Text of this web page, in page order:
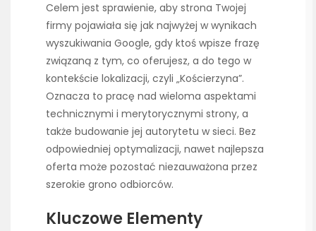
Celem jest sprawienie, aby strona Twojej
firmy pojawiała się jak najwyżej w wynikach
wyszukiwania Google, gdy ktoś wpisze frazę
związaną z tym, co oferujesz, a do tego w
kontekście lokalizacji, czyli „Kościerzyna”.
Oznacza to pracę nad wieloma aspektami
technicznymi i merytorycznymi strony, a
także budowanie jej autorytetu w sieci. Bez
odpowiedniej optymalizacji, nawet najlepsza
oferta może pozostać niezauważona przez
szerokie grono odbiorców.
Kluczowe Elementy